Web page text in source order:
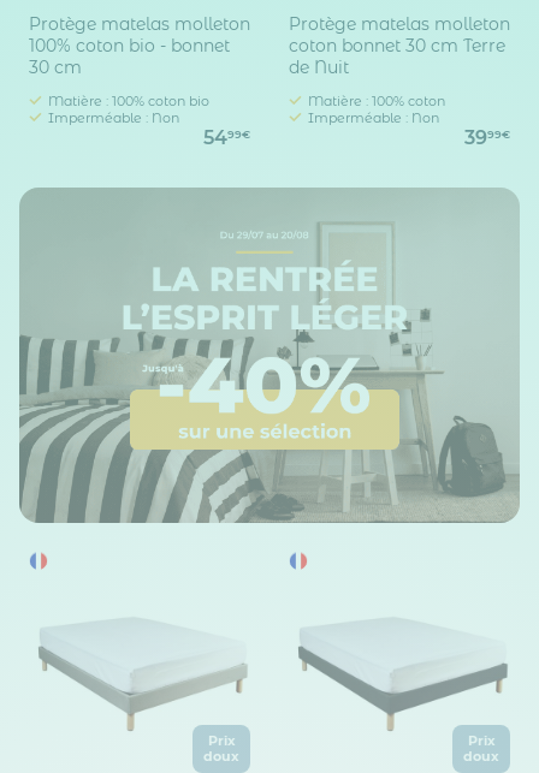
Protège matelas molleton
100% coton bio - bonnet
30 cm
Matière : 100% coton bio
Imperméable : Non
5499€
Protège matelas molleton
coton bonnet 30 cm Terre
de Nuit
Matière : 100% coton
Imperméable : Non
3999€
Prix
doux
Prix
doux